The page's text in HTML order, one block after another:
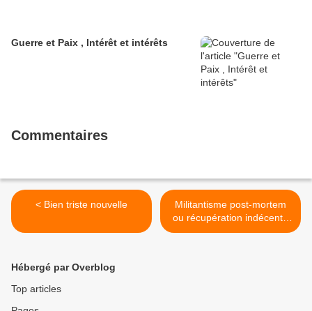
Guerre et Paix , Intérêt et intérêts
Commentaires
< Bien triste nouvelle
Militantisme post-mortem
ou récupération indécente
par le monde de l'argent et
Hébergé par Overblog
Top articles